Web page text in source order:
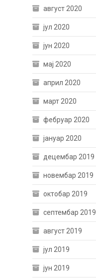
август 2020
јул 2020
јун 2020
мај 2020
април 2020
март 2020
фебруар 2020
јануар 2020
децембар 2019
новембар 2019
октобар 2019
септембар 2019
август 2019
јул 2019
јун 2019